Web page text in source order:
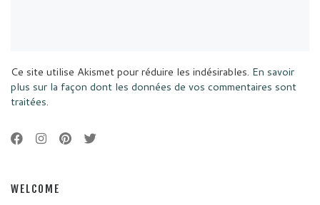
Ce site utilise Akismet pour réduire les indésirables. En savoir
plus sur la façon dont les données de vos commentaires sont
traitées.
WELCOME